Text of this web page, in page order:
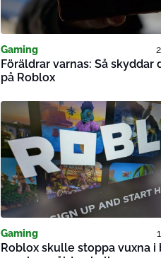
Gaming
Föräldrar varnas: Så skyddar
på Roblox
Gaming
Roblox skulle stoppa vuxna i